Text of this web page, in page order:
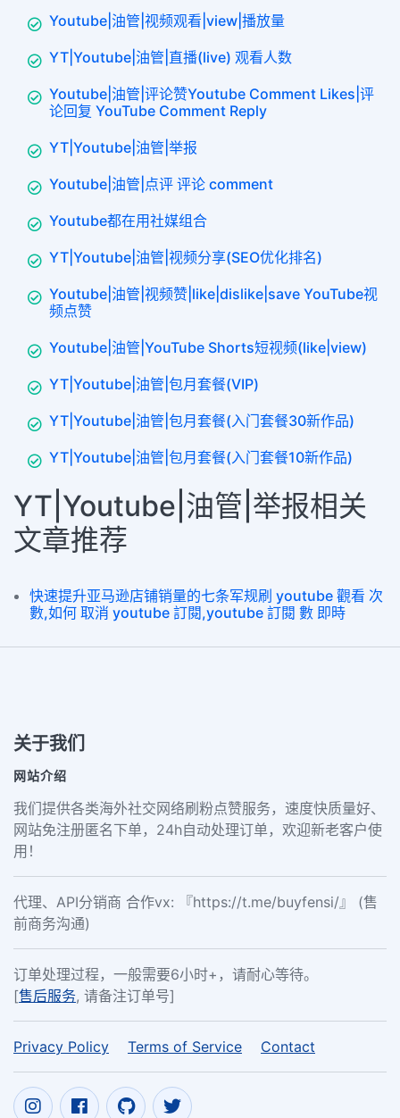
Youtube|油管|视频观看|view|播放量
YT|Youtube|油管|直播(live) 观看人数
Youtube|油管|评论赞Youtube Comment Likes|评
论回复 YouTube Comment Reply
YT|Youtube|油管|举报
Youtube|油管|点评 评论 comment
Youtube都在用社媒组合
YT|Youtube|油管|视频分享(SEO优化排名)
Youtube|油管|视频赞|like|dislike|save YouTube视
频点赞
Youtube|油管|YouTube Shorts短视频(like|view)
YT|Youtube|油管|包月套餐(VIP)
YT|Youtube|油管|包月套餐(入门套餐30新作品)
YT|Youtube|油管|包月套餐(入门套餐10新作品)
YT|Youtube|油管|举报相关
文章推荐
快速提升亚马逊店铺销量的七条军规刷 youtube 觀看 次
數,如何 取消 youtube 訂閱,youtube 訂閱 數 即時
关于我们
网站介绍
我们提供各类海外社交网络刷粉点赞服务，速度快质量好、
网站免注册匿名下单，24h自动处理订单，欢迎新老客户使
用！
代理、API分销商 合作vx: 『https://t.me/buyfensi/』 (售
前商务沟通)
订单处理过程，一般需要6小时+，请耐心等待。
[售后服务, 请备注订单号]
Privacy Policy Terms of Service Contact